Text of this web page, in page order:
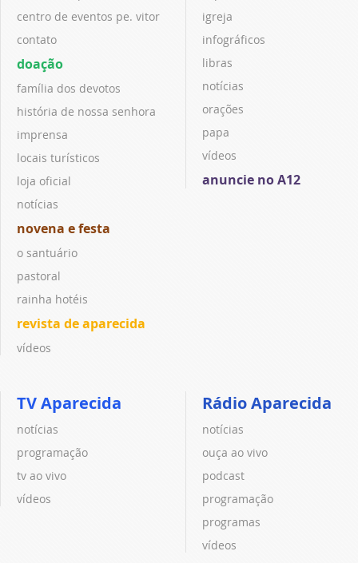
centro de eventos pe. vitor
contato
doação
família dos devotos
história de nossa senhora
imprensa
locais turísticos
loja oficial
notícias
novena e festa
o santuário
pastoral
rainha hotéis
revista de aparecida
vídeos
igreja
infográficos
libras
notícias
orações
papa
vídeos
anuncie no A12
TV Aparecida
notícias
programação
tv ao vivo
vídeos
Rádio Aparecida
notícias
ouça ao vivo
podcast
programação
programas
vídeos